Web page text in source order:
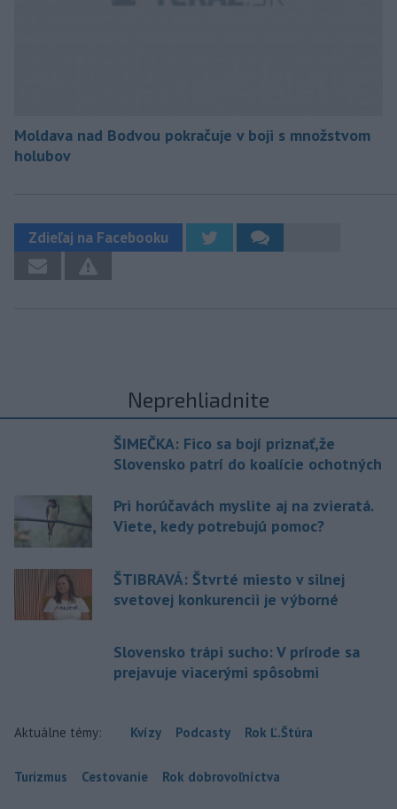
Moldava nad Bodvou pokračuje v boji s množstvom
holubov
Zdieľaj na Facebooku
Neprehliadnite
ŠIMEČKA: Fico sa bojí priznať,že
Slovensko patrí do koalície ochotných
Pri horúčavách myslite aj na zvieratá.
Viete, kedy potrebujú pomoc?
ŠTIBRAVÁ: Štvrté miesto v silnej
svetovej konkurencii je výborné
Slovensko trápi sucho: V prírode sa
prejavuje viacerými spôsobmi
Aktuálne témy: Kvízy Podcasty Rok Ľ.Štúra
Turizmus Cestovanie Rok dobrovoľníctva